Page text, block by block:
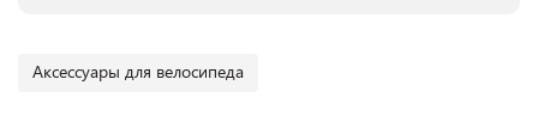
Аксессуары для велосипеда